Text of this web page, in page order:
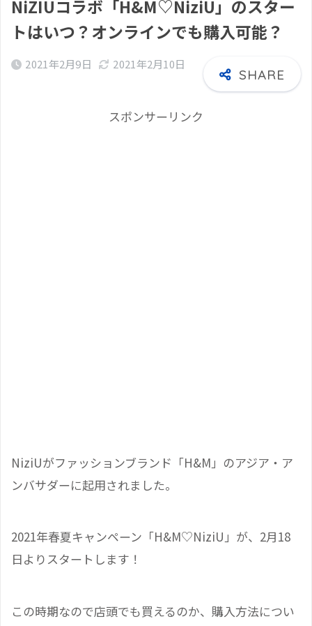
NiZIUコラボ「H&M♡NiziU」のスター
トはいつ？オンラインでも購入可能？
2021年2月9日 2021年2月10日
スポンサーリンク
NiziUがファッションブランド「H&M」のアジア・ア
ンバサダーに起用されました。
2021年春夏キャンペーン「H&M♡NiziU」が、2月18
日よりスタートします！
この時期なので店頭でも買えるのか、購入方法につい